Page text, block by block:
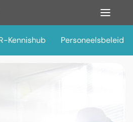
Kennishub Personeelsbeleid